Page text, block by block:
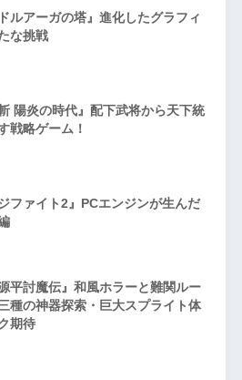
ルアーガの塔』進化したグラフィ
な挑戦
陽炎の時代』配下武将から天下統
戦略ゲーム！
ファイト2』PCエンジンが生んだ
平討魔伝』和風ホラーと難関ルー
種の神器探索・巨大スプライト体
期待